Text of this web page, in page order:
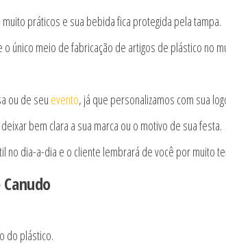
práticos e sua bebida fica protegida pela tampa.
único meio de fabricação de artigos de plástico no
ou de seu evento, já que personalizamos com sua
bem clara a sua marca ou o motivo de sua festa.
no dia-a-dia e o cliente lembrará de você por muito
do plástico.